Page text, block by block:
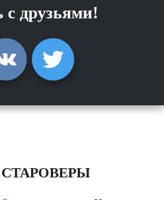
с друзьями!
СТАРОВЕРЫ